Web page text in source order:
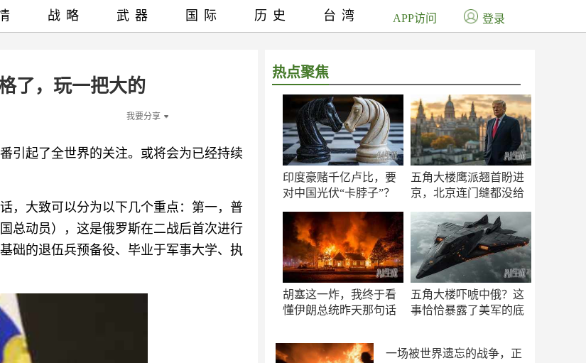
了，玩一把大的
我要分享
引起了全世界的关注。或将会为已经持续
，大致可以分为以下几个重点：第一，普
总动员），这是俄罗斯在二战后首次进行
础的退伍兵预备役、毕业于军事大学、执
热点聚焦
印度豪赌千亿卢比，要
对中国光伏“卡脖子”？
五角大楼鹰派翘首盼进
京，北京连门缝都没给
胡塞这一炸，我终于看
懂伊朗总统昨天那句话
五角大楼吓唬中俄？这
事恰恰暴露了美军的底
一场被世界遗忘的战争，正
战略 武器 国际 历史 台湾 APP访问 登录